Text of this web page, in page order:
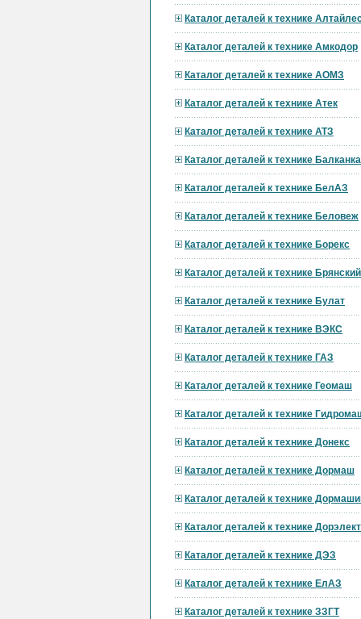
Каталог деталей к технике
Каталог деталей к технике Амкодор
Каталог деталей к технике АОМЗ
Каталог деталей к технике Атек
Каталог деталей к технике АТЗ
Каталог деталей к технике
Каталог деталей к технике БелАЗ
Каталог деталей к технике Беловеж
Каталог деталей к технике Борекс
Каталог деталей к технике
Каталог деталей к технике Булат
Каталог деталей к технике ВЭКС
Каталог деталей к технике ГАЗ
Каталог деталей к технике Геомаш
Каталог деталей к технике
Каталог деталей к технике Донекс
Каталог деталей к технике Дормаш
Каталог деталей к технике
Каталог деталей к технике
Каталог деталей к технике ДЭЗ
Каталог деталей к технике ЕлАЗ
Каталог деталей к технике ЗЗГТ